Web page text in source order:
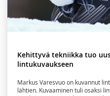
Kehittyvä tekniikka tuo
lintukuvaukseen
Markus Varesvuo on kuvannut
lähtien. Kuvaaminen tuli osaksi